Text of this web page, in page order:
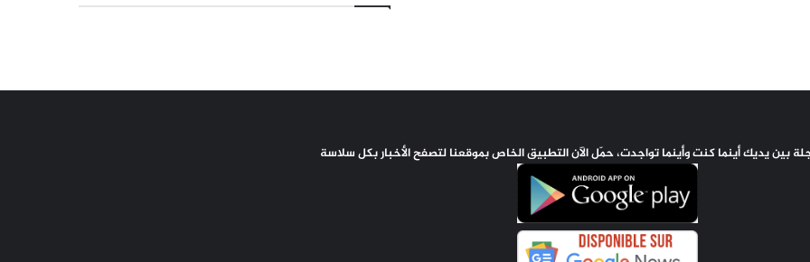
بين يديك أينما كنت وأينما تواجدت، حمّل الآن التطبيق الخاص بموقعنا لتصفح الأخبار بكل سلاسة